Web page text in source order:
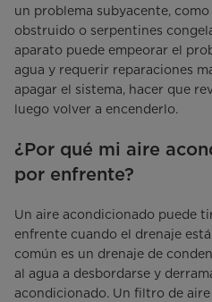
un problema subyacente,
obstruido o serpentines
aparato puede empeorar el
agua y requerir reparaciones
apagar el sistema, hacer que
luego volver a encenderlo.
¿Por qué mi aire
por enfrente?
Un aire acondicionado puede
enfrente cuando el drenaje
común es un drenaje de
al agua a desbordarse y
acondicionado. Un filtro de